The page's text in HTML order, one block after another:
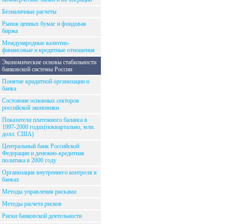
Безналичные расчеты
Рынок ценных бумаг и фондовая
биржа
Международные валютно-
финансовые и кредитные отношения
Экономические основы стабильности
банковской системы России
Понятие кридитной организации и
банка
Состояние основных секторов
российской экономики
Показатели платежного баланса в
1997-2000 годах(поквартально, млн.
долл. США)
Центральный банк Российской
Федерации и денежно-кредитная
политика в 2000 году
Организация внутреннего контроля в
банках
Методы управления рисками
Методы расчета рисков
Риски банковской деятельности